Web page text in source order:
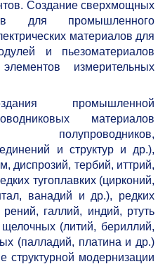
Создание сверхмощных
для промышленного
материалов для
и пьезоматериалов
измерительных
промышленной
материалов
и структур и др.),
диспрозий, тербий, иттрий,
тугоплавких (цирконий,
ванадий и др.), редких
галлий, индий, ртуть
(литий, бериллий,
(палладий, платина и др.)
структурной модернизации